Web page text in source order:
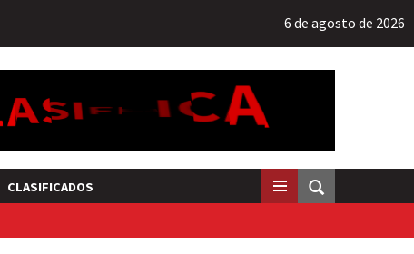
6 de agosto de 2026
CLASIFICADOS